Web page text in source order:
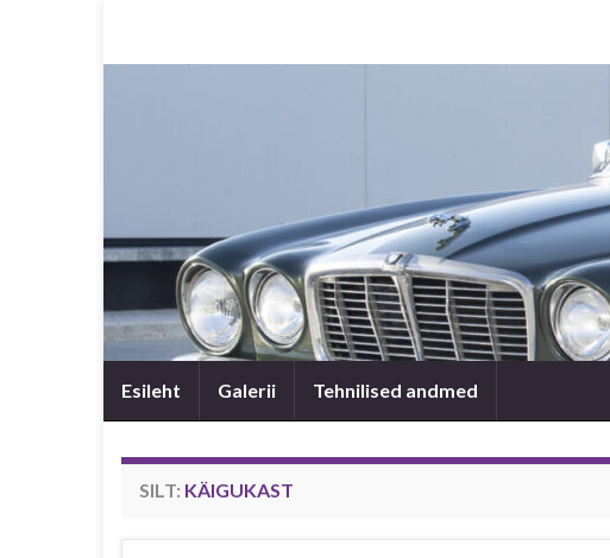
Esileht Galerii Tehnilised andmed
SILT: KÄIGUKAST